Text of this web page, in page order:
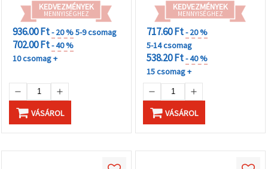
KEDVEZMÉNYEK
MENNYISÉGHEZ
936.00 Ft- 20 %5-9 csomag
702.00 Ft- 40 %
10 csomag +
VÁSÁROL
KEDVEZMÉNYEK
MENNYISÉGHEZ
717.60 Ft- 20 %
5-14 csomag
538.20 Ft- 40 %
15 csomag +
VÁSÁROL